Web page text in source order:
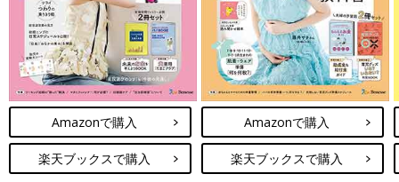
Amazonで購入
楽天ブックスで購入
Amazonで購入
楽天ブックスで購入